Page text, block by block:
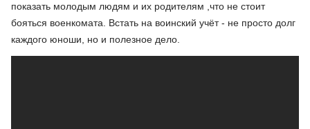
показать молодым людям и их родителям ,что не стоит
бояться военкомата. Встать на воинский учёт - не просто долг
каждого юноши, но и полезное дело.